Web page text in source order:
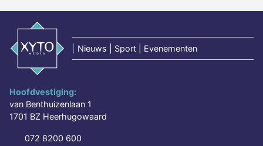
Nieuws | Sport | Evenementen
Hoofdvestiging:
van Benthuizenlaan 1
1701 BZ Heerhugowaard
072 8200 600